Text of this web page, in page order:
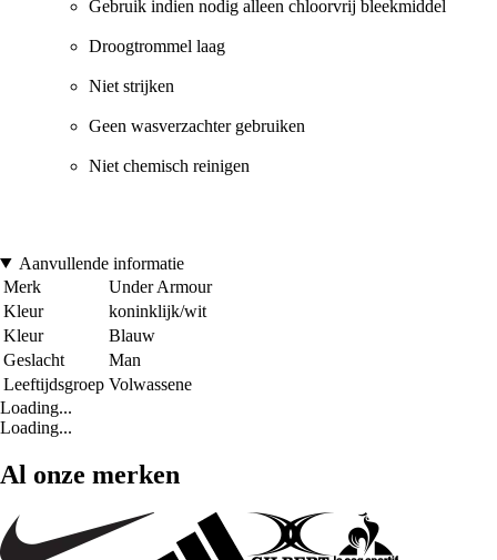
Gebruik indien nodig alleen chloorvrij bleekmiddel
Droogtrommel laag
Niet strijken
Geen wasverzachter gebruiken
Niet chemisch reinigen
Aanvullende informatie
Merk
Under Armour
Kleur
koninklijk/wit
Kleur
Blauw
Geslacht
Man
Leeftijdsgroep Volwassene
Loading...
Loading...
Al onze merken